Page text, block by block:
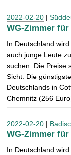
2022-02-20 |
WG-Zimmer
In Deutschland
auch junge Leute
suchen. Die Preise
Sicht. Die
Deutschlands in
Chemnitz (256
2022-02-20 |
WG-Zimmer
In Deutschland